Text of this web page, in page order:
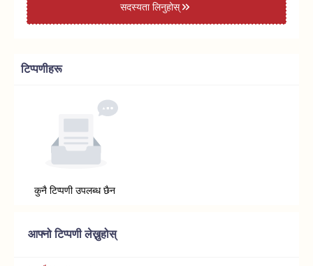
सदस्यता लिनुहोस्
टिप्पणीहरू
कुनै टिप्पणी उपलब्ध छैन
आफ्नो टिप्पणी लेख्नुहोस्